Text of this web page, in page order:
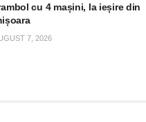
cu 4 mașini, la ieșire din
7, 2026